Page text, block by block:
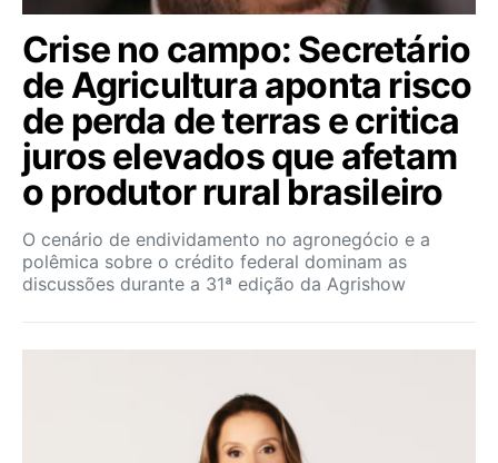
Crise no campo: Secretário
de Agricultura aponta risco
de perda de terras e critica
juros elevados que afetam
o produtor rural brasileiro
O cenário de endividamento no agronegócio e a
polêmica sobre o crédito federal dominam as
discussões durante a 31ª edição da Agrishow